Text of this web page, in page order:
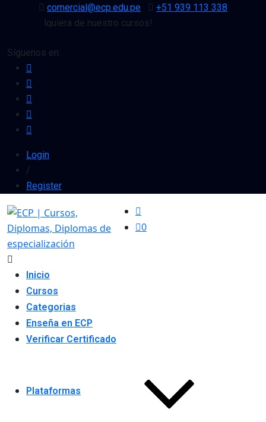
comercial@ecp.edu.pe
+51 939 113 338
en cualquiera de nuestro cursos!
Síguenos en:
Login
/
Register
0
Inicio
Cursos
Categorias
Enseña en ECP
Verificar Certificado
Plataformas